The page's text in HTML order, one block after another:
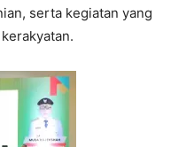
serta kegiatan yang